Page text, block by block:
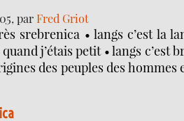
, parFred Griot
srebrenica • langs c’est la
j’étais petit • langs c’est
des peuples des hommes